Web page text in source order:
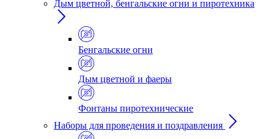
Дым цветной, бенгальские огни и пиротехника
Бенгальские огни
Дым цветной и фаеры
Фонтаны пиротехнические
Наборы для проведения и поздравления